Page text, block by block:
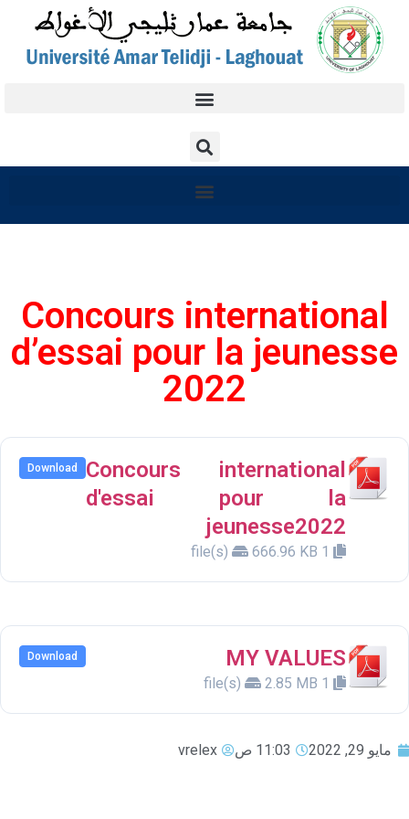
Concours international
d’essai pour la jeunesse
2022
Concours international
d'essai pour la
jeunesse2022
666.96 KB
Download
MY VALUES
2.85 MB
Download
مايو 29, 2022 11:03 ص vrelex